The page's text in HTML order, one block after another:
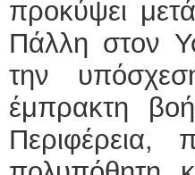
προκύψει
Πάλλη στον
την
έμπρακτη